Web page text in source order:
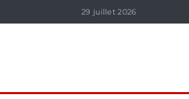
29 juillet 2026